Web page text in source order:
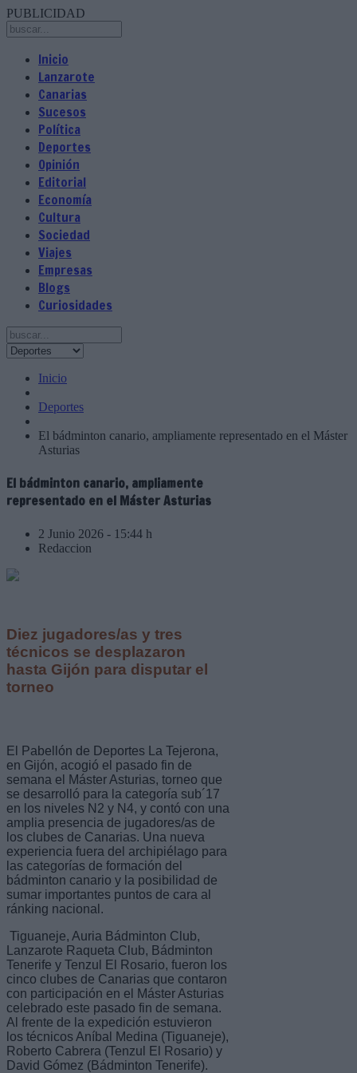
PUBLICIDAD
Inicio
Lanzarote
Canarias
Sucesos
Política
Deportes
Opinión
Editorial
Economía
Cultura
Sociedad
Viajes
Empresas
Blogs
Curiosidades
Inicio
Deportes
El bádminton canario, ampliamente representado en el Máster
Asturias
El bádminton canario, ampliamente
representado en el Máster Asturias
2 Junio 2026 - 15:44 h
Redaccion
Diez jugadores/as y tres
técnicos se desplazaron
hasta Gijón para disputar el
torneo
El Pabellón de Deportes La Tejerona,
en Gijón, acogió el pasado fin de
semana el Máster Asturias, torneo que
se desarrolló para la categoría sub´17
en los niveles N2 y N4, y contó con una
amplia presencia de jugadores/as de
los clubes de Canarias. Una nueva
experiencia fuera del archipiélago para
las categorías de formación del
bádminton canario y la posibilidad de
sumar importantes puntos de cara al
ránking nacional.
Tiguaneje, Auria Bádminton Club,
Lanzarote Raqueta Club, Bádminton
Tenerife y Tenzul El Rosario, fueron los
cinco clubes de Canarias que contaron
con participación en el Máster Asturias
celebrado este pasado fin de semana.
Al frente de la expedición estuvieron
los técnicos Aníbal Medina (Tiguaneje),
Roberto Cabrera (Tenzul El Rosario) y
David Gómez (Bádminton Tenerife).